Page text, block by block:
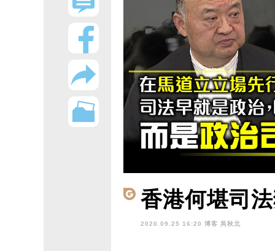
香港何堪司法
2020.09.25 16:20 博客 吳秋北